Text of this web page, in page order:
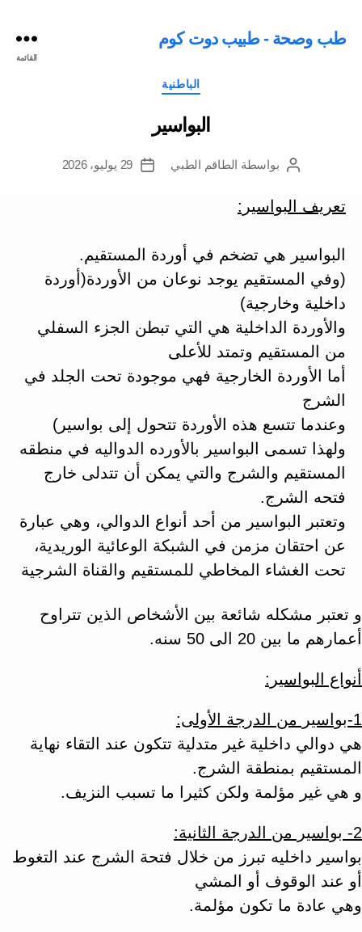
طب وصحة - طبيب دوت كوم
القائمة
التصنيفات
الباطنية
البواسير
كاتببواسطة الطاقم الطبي
تاريخ
29 يوليو، 2026
تعريف البواسير:
البواسير هي تضخم في أوردة المستقيم.
(وفي المستقيم يوجد نوعان من الأوردة(أوردة
داخلية وخارجية)
والأوردة الداخلية هي التي تبطن الجزء السفلي
من المستقيم وتمتد للأعلى
أما الأوردة الخارجية فهي موجودة تحت الجلد في
الشرج
وعندما تتسع هذه الأوردة تتحول إلى بواسير)
ولهذا تسمى البواسير بالأورده الدواليه في منطقه
المستقيم والشرج والتي يمكن أن تتدلى خارج
فتحه الشرج.
وتعتبر البواسير من أحد أنواع الدوالي، وهي عبارة
عن احتقان مزمن في الشبكة الوعائية الوريدية،
تحت الغشاء المخاطي للمستقيم والقناة الشرجية
و تعتبر مشكله شائعة بين الأشخاص الذين تتراوح
أعمارهم ما بين 20 الى 50 سنه.
أنواع البواسير:
1-بواسير من الدرجة الأولى:
هي دوالي داخلية غير متدلية تتكون عند التقاء نهاية
المستقيم بمنطقة الشرج.
و هي غير مؤلمة ولكن كثيرا ما تسبب النزيف.
2- بواسير من الدرجة الثانية:
بواسير داخليه تبرز من خلال فتحة الشرج عند التغوط
أو عند الوقوف أو المشي
وهي عادة ما تكون مؤلمة.